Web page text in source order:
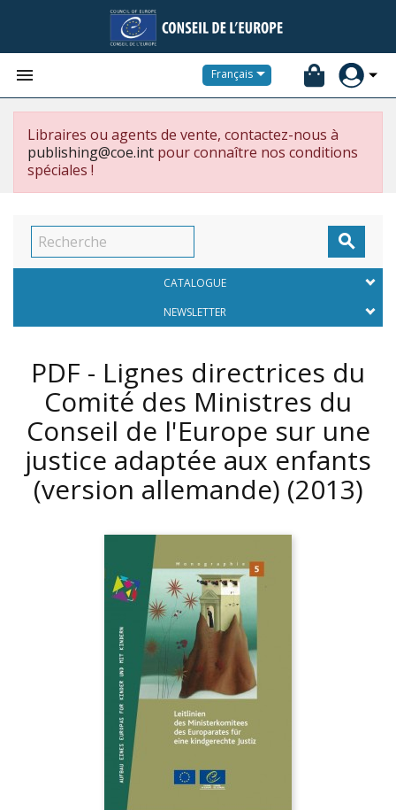
 Français
Libraires ou agents de vente, contactez-nous à
publishing@coe.int pour connaître nos conditions
spéciales !

CATALOGUE
NEWSLETTER
PDF - Lignes directrices du
Comité des Ministres du
Conseil de l'Europe sur une
justice adaptée aux enfants
(version allemande) (2013)